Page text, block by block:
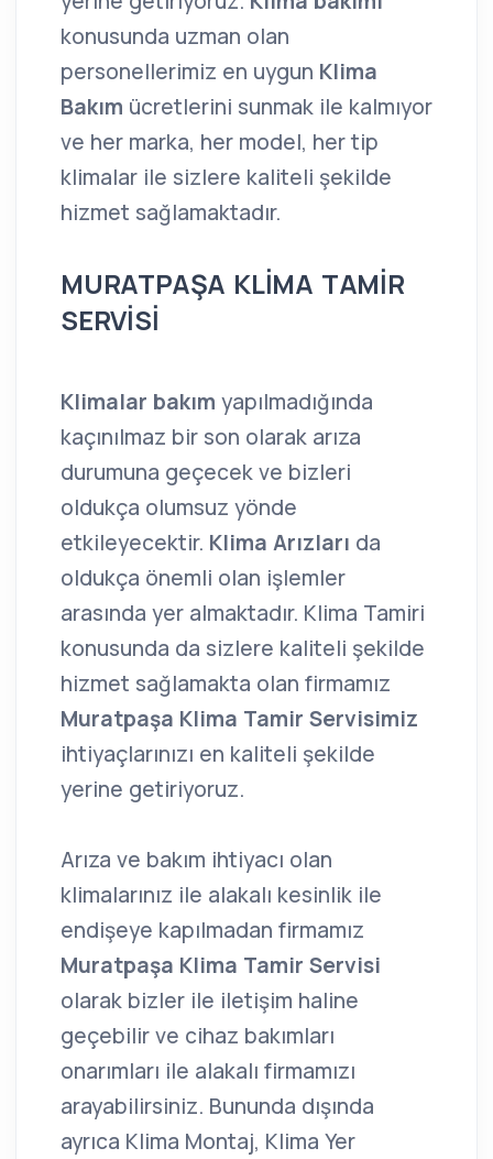
konusunda uzman olan
personellerimiz en uygun Klima
Bakım ücretlerini sunmak ile kalmıyor
ve her marka, her model, her tip
klimalar ile sizlere kaliteli şekilde
hizmet sağlamaktadır.
MURATPAŞA KLİMA TAMİR
SERVİSİ
Klimalar bakım yapılmadığında
kaçınılmaz bir son olarak arıza
durumuna geçecek ve bizleri
oldukça olumsuz yönde
etkileyecektir. Klima Arızları da
oldukça önemli olan işlemler
arasında yer almaktadır. Klima Tamiri
konusunda da sizlere kaliteli şekilde
hizmet sağlamakta olan firmamız
Muratpaşa Klima Tamir Servisimiz
ihtiyaçlarınızı en kaliteli şekilde
yerine getiriyoruz.
Arıza ve bakım ihtiyacı olan
klimalarınız ile alakalı kesinlik ile
endişeye kapılmadan firmamız
Muratpaşa Klima Tamir Servisi
olarak bizler ile iletişim haline
geçebilir ve cihaz bakımları
onarımları ile alakalı firmamızı
arayabilirsiniz. Bununda dışında
ayrıca Klima Montaj, Klima Yer